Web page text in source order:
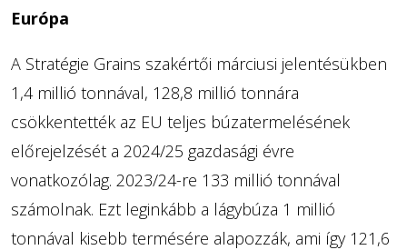
Európa
A Stratégie Grains szakértői márciusi jelentésükben
1,4 millió tonnával, 128,8 millió tonnára
csökkentették az EU teljes búzatermelésének
előrejelzését a 2024/25 gazdasági évre
vonatkozólag. 2023/24-re 133 millió tonnával
számolnak. Ezt leginkább a lágybúza 1 millió
tonnával kisebb termésére alapozzák, ami így 121,6